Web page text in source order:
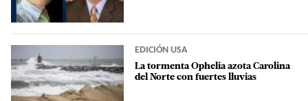
EDICIÓN USA
La tormenta Ophelia azota Carolina
del Norte con fuertes lluvias